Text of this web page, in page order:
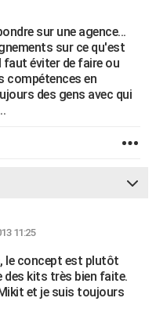
sur une agence...
sur ce qu'est
éviter de faire ou
compétences en
des gens avec qui
11:25
le concept est plutôt
des kits très bien faite.
et je suis toujours